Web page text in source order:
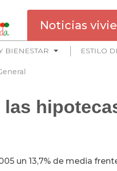
Noticias
BIENESTAR ESTILO
un 13,7% de media